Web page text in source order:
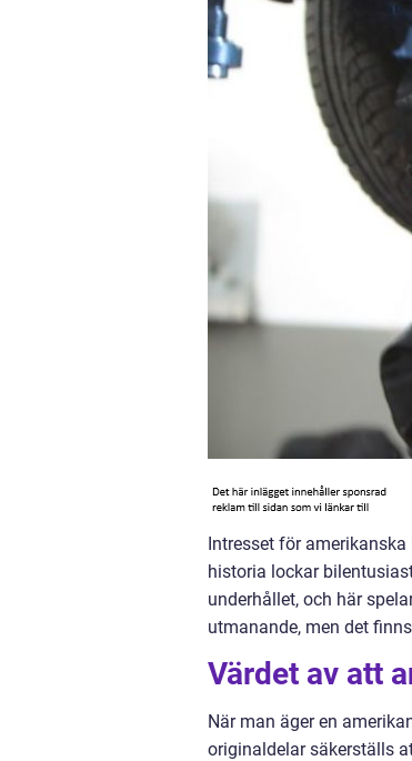
Intresset för
historia lockar
underhållet, och här
utmanande, men det
Värdet av att
När man äger en
originaldelar säkerställs